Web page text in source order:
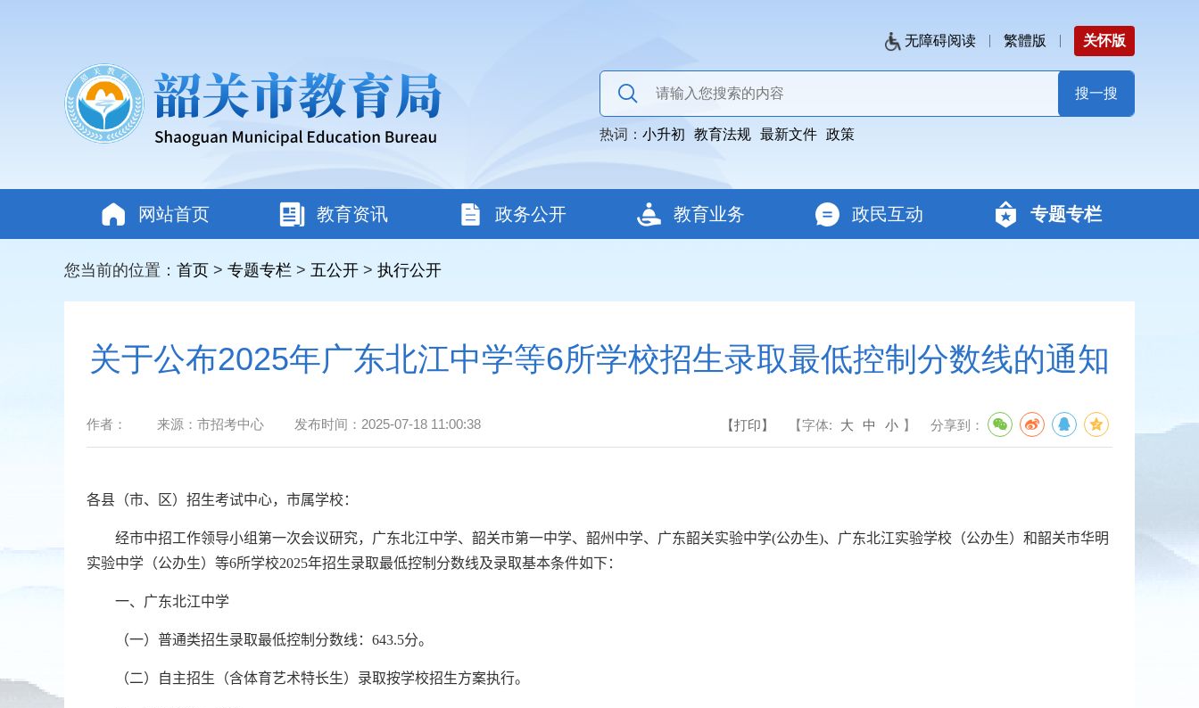
无障碍阅读 繁體版 关怀版
热词： 小升初 教育法规 最新文件 政策
网站首页 教育资讯 政务公开 教育业务 政民互动 专题专栏
您当前的位置： 首页 > 专题专栏 > 五公开 > 执行公开
关于公布2025年广东北江中学等6所学校招生录取最低控制分数线的通知
作者： 来源： 市招考中心 发布时间： 2025-07-18 11:00:38 【打印】 【字体: 大 中 小 】 分享到：
各县（市、区）招生考试中心，市属学校：
经市中招工作领导小组第一次会议研究，广东北江中学、韶关市第一中学、韶州中学、广东韶关实验中学(公办生)、广东北江实验学校（公办生）和韶关市华明
实验中学（公办生） 等6所学校2025年招生录取最低控制分数线及录取基本条件如下：
一、广东北江中学
（一）普通类招生录取最低控制分数线： 643.5分。
（二）自主招生（含体育艺术特长生）录取按学校招生方案执行。